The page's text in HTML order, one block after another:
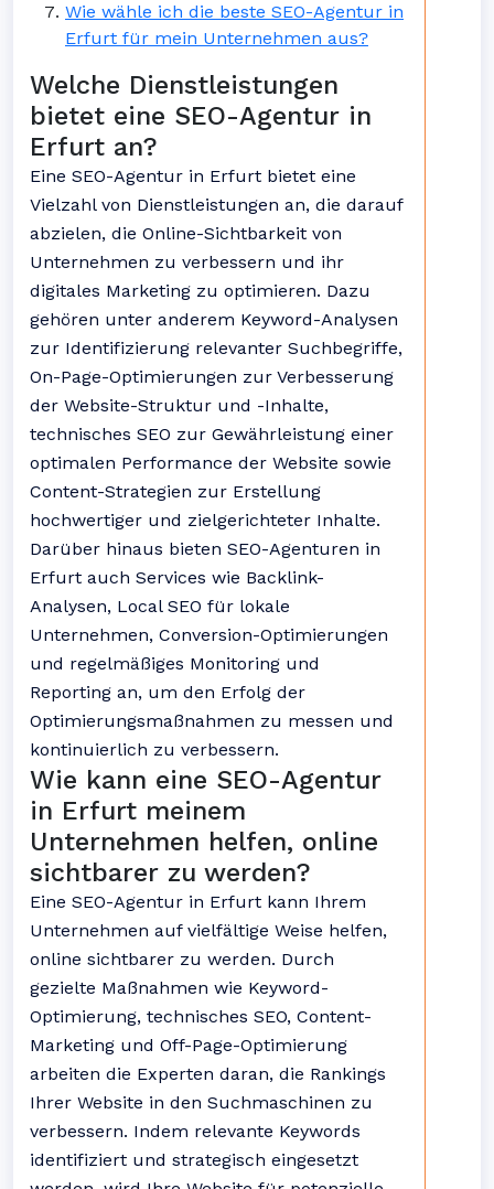
Wie wähle ich die beste SEO-Agentur in
Erfurt für mein Unternehmen aus?
Welche Dienstleistungen
bietet eine SEO-Agentur in
Erfurt an?
Eine SEO-Agentur in Erfurt bietet eine
Vielzahl von Dienstleistungen an, die darauf
abzielen, die Online-Sichtbarkeit von
Unternehmen zu verbessern und ihr
digitales Marketing zu optimieren. Dazu
gehören unter anderem Keyword-Analysen
zur Identifizierung relevanter Suchbegriffe,
On-Page-Optimierungen zur Verbesserung
der Website-Struktur und -Inhalte,
technisches SEO zur Gewährleistung einer
optimalen Performance der Website sowie
Content-Strategien zur Erstellung
hochwertiger und zielgerichteter Inhalte.
Darüber hinaus bieten SEO-Agenturen in
Erfurt auch Services wie Backlink-
Analysen, Local SEO für lokale
Unternehmen, Conversion-Optimierungen
und regelmäßiges Monitoring und
Reporting an, um den Erfolg der
Optimierungsmaßnahmen zu messen und
kontinuierlich zu verbessern.
Wie kann eine SEO-Agentur
in Erfurt meinem
Unternehmen helfen, online
sichtbarer zu werden?
Eine SEO-Agentur in Erfurt kann Ihrem
Unternehmen auf vielfältige Weise helfen,
online sichtbarer zu werden. Durch
gezielte Maßnahmen wie Keyword-
Optimierung, technisches SEO, Content-
Marketing und Off-Page-Optimierung
arbeiten die Experten daran, die Rankings
Ihrer Website in den Suchmaschinen zu
verbessern. Indem relevante Keywords
identifiziert und strategisch eingesetzt